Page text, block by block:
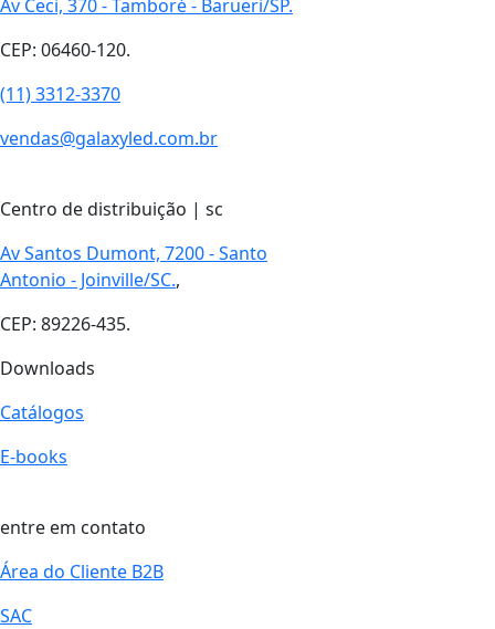
Av Ceci, 370 - Tamboré - Barueri/SP.
CEP: 06460-120.
(11) 3312-3370
vendas@galaxyled.com.br
Centro de distribuição | sc
Av Santos Dumont, 7200 - Santo
Antonio - Joinville/SC.,
CEP: 89226-435.
Downloads
Catálogos
E-books
entre em contato
Área do Cliente B2B
SAC